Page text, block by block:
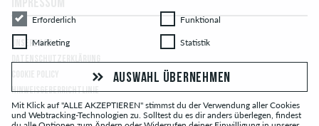
UNSERE AGB
HINWEISGEBERRICHTLINIE
Erforderlich
Erforderlich FunktionalFunktional
MarketingMarketing StatistikStatistik
AUSWAHL ÜBERNEHMEN
Mit Klick auf "ALLE AKZEPTIEREN" stimmst du der Verwendung aller Cookies
und Webtracking-Technologien zu. Solltest du es dir anders überlegen, findest